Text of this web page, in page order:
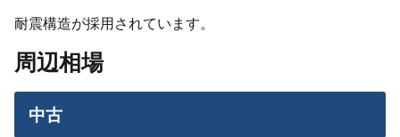
耐震構造が採用されています。
周辺相場
中古